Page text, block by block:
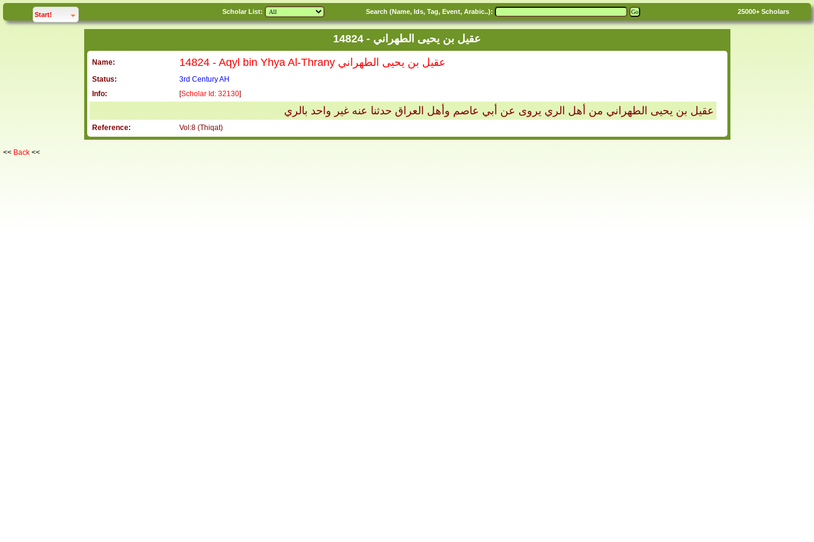
Start!click to Scholar List: Search (Name, Ids, Tag, Event, Arabic..): 25000+ Scholars
14824 - عقيل بن يحيى الطهراني
Name: 14824 - Aqyl bin Yhya Al-Thrany عقيل بن يحيى الطهراني
Status:
3rd Century AH
Info:
[Scholar Id: 32130]
عقيل بن يحيى الطهراني من أهل الري يروى عن أبي عاصم وأهل العراق حدثنا عنه غير واحد بالري
Reference: Vol:8 (Thiqat)
<< Back <<